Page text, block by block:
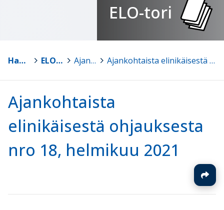
ELO-tori
Hankkeet ELO-tori Ajankohtaista elinikäisestä ohjauksesta Ajankohtaista elinikäisestä ohjauksesta nro 18, helmikuu 2021
Ajankohtaista
elinikäisestä ohjauksesta
nro 18, helmikuu 2021